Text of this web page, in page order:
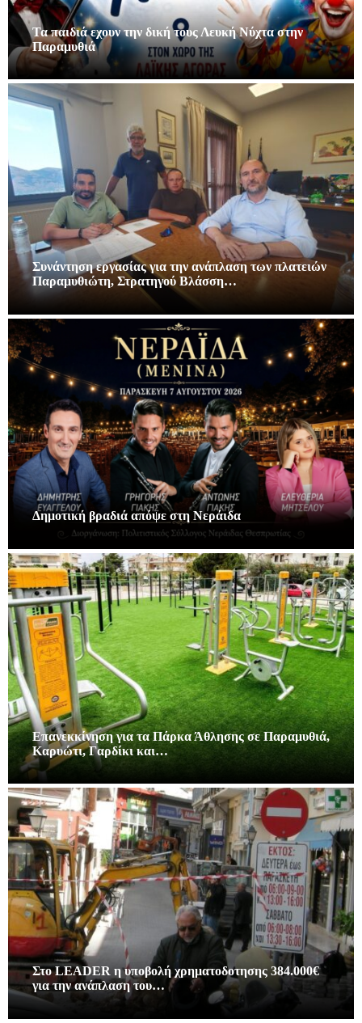
Τα παιδιά εχουν την δική τους Λευκή Νύχτα στην
Παραμυθιά
Συνάντηση εργασίας για την ανάπλαση των πλατειών
Παραμυθιώτη, Στρατηγού Βλάσση…
Δημοτική βραδιά απόψε στη Νεράιδα
Επανεκκίνηση για τα Πάρκα Άθλησης σε Παραμυθιά,
Καρυώτι, Γαρδίκι και…
Στο LEADER η υποβολή χρηματοδοτησης 384.000€
για την ανάπλαση του…